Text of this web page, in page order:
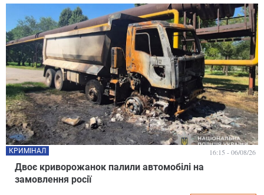
Двоє криворожанок палили автомобілі на
замовлення росії
КРИМІНАЛ 16:15 - 06/08/26